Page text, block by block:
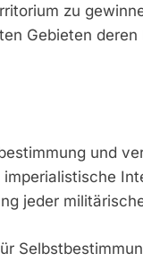
zu
Gebieten
und
jeder